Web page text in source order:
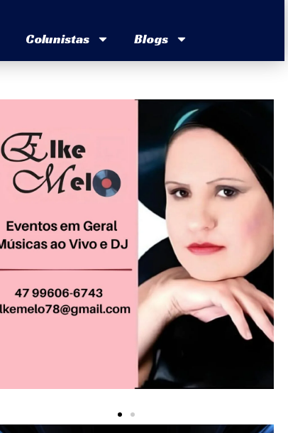
Colunistas Blogs